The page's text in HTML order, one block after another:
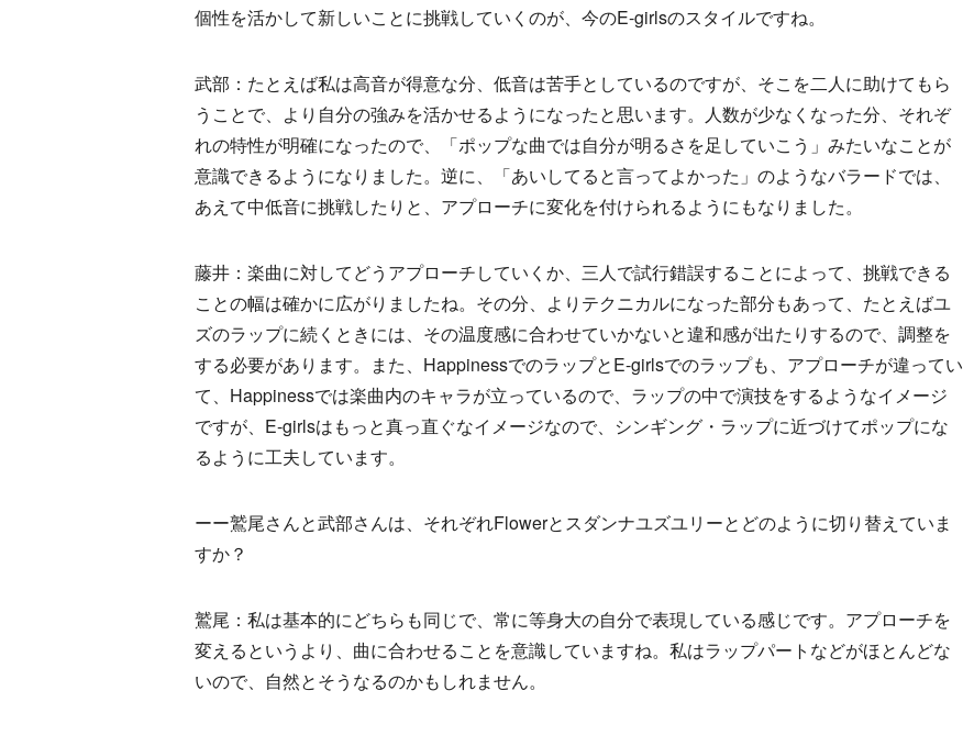
個性を活かして新しいことに挑戦していくのが、今のE-girlsのスタイルですね。
武部：たとえば私は高音が得意な分、低音は苦手としているのですが、そこを二人に助けてもら
うことで、より自分の強みを活かせるようになったと思います。人数が少なくなった分、それぞ
れの特性が明確になったので、「ポップな曲では自分が明るさを足していこう」みたいなことが
意識できるようになりました。逆に、「あいしてると言ってよかった」のようなバラードでは、
あえて中低音に挑戦したりと、アプローチに変化を付けられるようにもなりました。
藤井：楽曲に対してどうアプローチしていくか、三人で試行錯誤することによって、挑戦できる
ことの幅は確かに広がりましたね。その分、よりテクニカルになった部分もあって、たとえばユ
ズのラップに続くときには、その温度感に合わせていかないと違和感が出たりするので、調整を
する必要があります。また、HappinessでのラップとE-girlsでのラップも、アプローチが違ってい
て、Happinessでは楽曲内のキャラが立っているので、ラップの中で演技をするようなイメージ
ですが、E-girlsはもっと真っ直ぐなイメージなので、シンギング・ラップに近づけてポップにな
るように工夫しています。
ーー鷲尾さんと武部さんは、それぞれFlowerとスダンナユズユリーとどのように切り替えていま
すか？
鷲尾：私は基本的にどちらも同じで、常に等身大の自分で表現している感じです。アプローチを
変えるというより、曲に合わせることを意識していますね。私はラップパートなどがほとんどな
いので、自然とそうなるのかもしれません。